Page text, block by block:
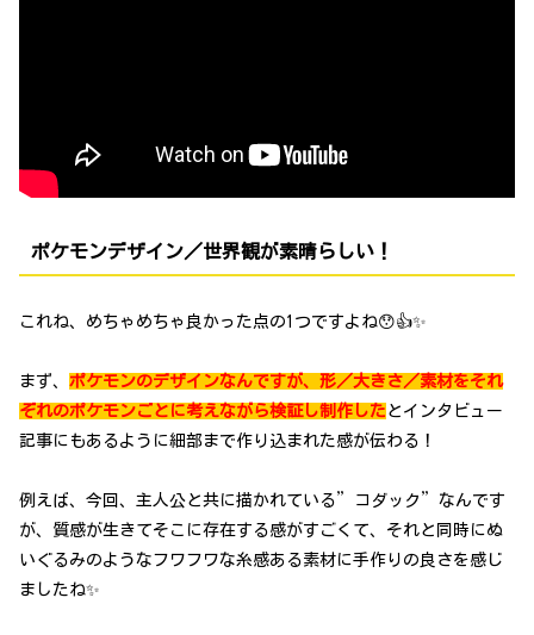
ポケモンデザイン／世界観が素晴らしい！
これね、めちゃめちゃ良かった点の1つですよね😯👍✨
まず、 ポケモンのデザインなんですが、形／大きさ／素材をそれ
ぞれのポケモンごとに考えながら検証し制作した とインタビュー
記事にもあるように細部まで作り込まれた感が伝わる！
例えば、今回、主人公と共に描かれている”コダック”なんです
が、質感が生きてそこに存在する感がすごくて、それと同時にぬ
いぐるみのようなフワフワな糸感ある素材に手作りの良さを感じ
ましたね✨